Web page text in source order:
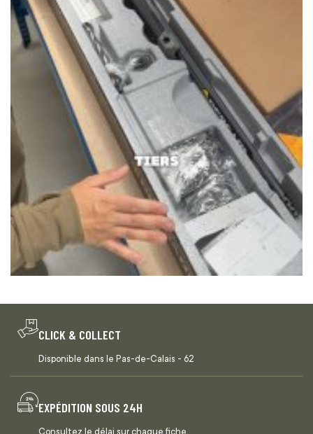
CLICK & COLLECT
Disponible dans le Pas-de-Calais - 62
EXPÉDITION SOUS 24H
Consultez le délai sur chaque fiche